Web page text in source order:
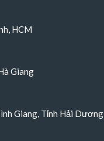
HCM
Giang
Giang, Tỉnh Hải Dương